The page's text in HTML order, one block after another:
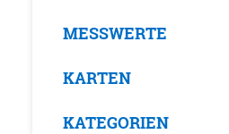
MESSWERTE
KARTEN
KATEGORIEN